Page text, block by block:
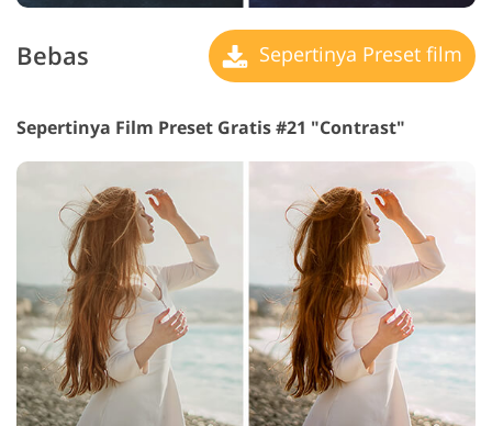
Bebas Sepertinya Preset film
Sepertinya Film Preset Gratis #21 "Contrast"